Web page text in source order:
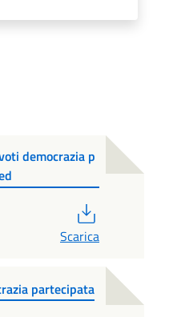
democrazia p
Scarica
partecipata